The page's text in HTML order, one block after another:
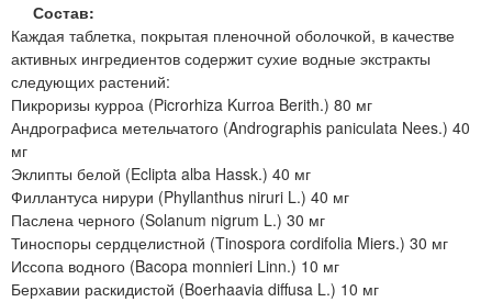
Состав:
Каждая таблетка, покрытая пленочной оболочкой, в качестве
активных ингредиентов содержит сухие водные экстракты
следующих растений:
Пикроризы курроа (Picrorhiza Kurroa Berith.) 80 мг
Андрографиса метельчатого (Andrographis paniculata Nees.) 40
мг
Эклипты белой (Eclipta alba Hassk.) 40 мг
Филлантуса нирури (Phyllanthus niruri L.) 40 мг
Паслена черного (Solanum nigrum L.) 30 мг
Тиноспоры сердцелистной (Tinospora cordifolia Miers.) 30 мг
Иссопа водного (Bacopa monnieri Linn.) 10 мг
Берхавии раскидистой (Boerhaavia diffusa L.) 10 мг